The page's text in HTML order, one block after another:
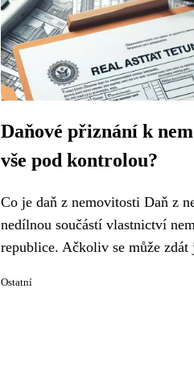
Daňové přiznání k
vše pod kontrolou?
Co je daň z nemovitosti Daň z
nedílnou součástí vlastnictví
republice. Ačkoliv se může zdát
Ostatní